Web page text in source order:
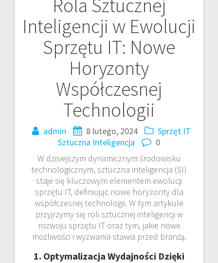
Rola Sztucznej
Inteligencji w Ewolucji
Sprzętu IT: Nowe
Horyzonty
Współczesnej
Technologii
admin 8 lutego, 2024
Sprzęt IT
Sztuczna Inteligencja
0
W dzisiejszym dynamicznym środowisku
technologicznym, sztuczna inteligencja (SI)
staje się kluczowym elementem ewolucji
sprzętu IT, definiując nowe horyzonty dla
współczesnej technologii. W tym artykule
przyjrzymy się roli sztucznej inteligencji w
rozwoju sprzętu IT oraz tym, jakie nowe
możliwości i wyzwania stawia przed branżą.
1. Optymalizacja Wydajności Dzięki
Nawigacja
wpisu